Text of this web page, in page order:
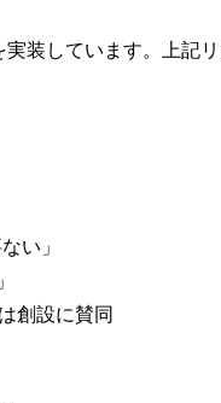
装しています。上記
い」
創設に賛同